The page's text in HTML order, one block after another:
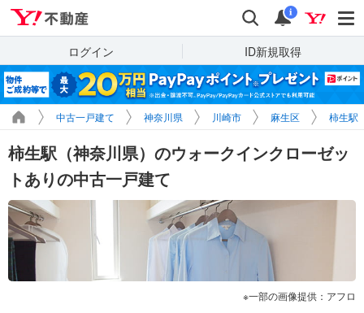
検索 通知
i
ログイン ID新規取得
中古一戸建て 神奈川県 川崎市 麻生区 柿生駅
柿生駅（神奈川県）のウォークインクローゼッ
トありの中古一戸建て
一部の画像提供：アフロ